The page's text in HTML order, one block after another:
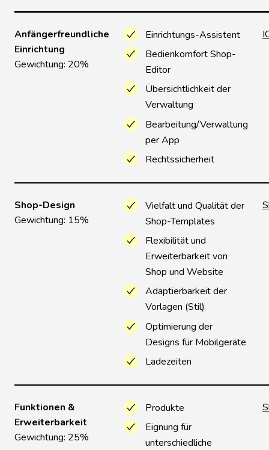
Anfängerfreundliche
Einrichtung
Gewichtung: 20%
Einrichtungs-Assistent
Bedienkomfort Shop-
Editor
Übersichtlichkeit der
Verwaltung
Bearbeitung/Verwaltung
per App
Rechtssicherheit
Shop-Design
Gewichtung: 15%
Vielfalt und Qualität der
Shop-Templates
Flexibilität und
Erweiterbarkeit von
Shop und Website
Adaptierbarkeit der
Vorlagen (Stil)
Optimierung der
Designs für Mobilgeräte
Ladezeiten
Funktionen &
Erweiterbarkeit
Gewichtung: 25%
Produkte
Eignung für
unterschiedliche